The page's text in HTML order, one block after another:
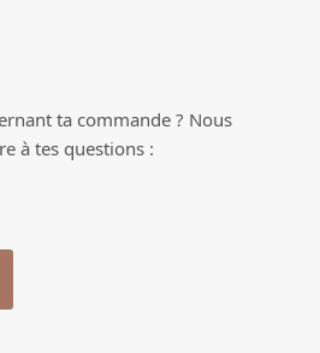
ta commande ? Nous
à tes questions :